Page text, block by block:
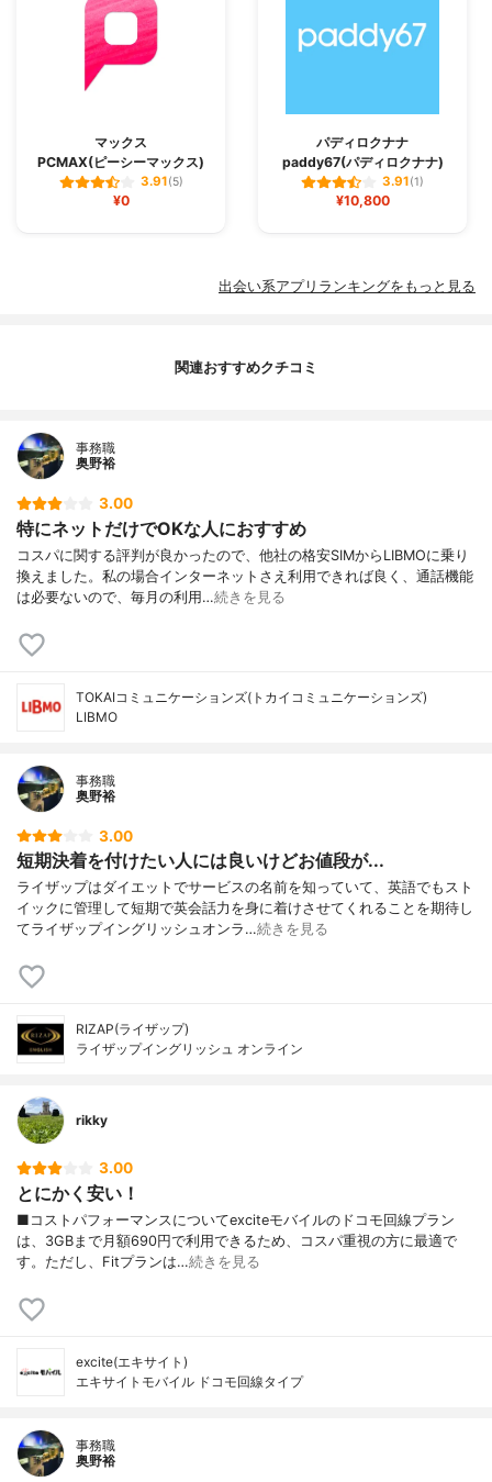
マックス
PCMAX(ピーシーマックス)
3.91(5)
¥0
パディロクナナ
paddy67(パディロクナナ)
3.91(1)
¥10,800
出会い系アプリランキングをもっと見る
関連おすすめクチコミ
事務職
奥野裕
3.00
特にネットだけでOKな人におすすめ
コスパに関する評判が良かったので、他社の格安SIMからLIBMOに乗り
換えました。私の場合インターネットさえ利用できれば良く、通話機能
は必要ないので、毎月の利用…続きを見る
TOKAIコミュニケーションズ(トカイコミュニケーションズ)
LIBMO
事務職
奥野裕
3.00
短期決着を付けたい人には良いけどお値段が...
ライザップはダイエットでサービスの名前を知っていて、英語でもスト
イックに管理して短期で英会話力を身に着けさせてくれることを期待し
てライザップイングリッシュオンラ…続きを見る
RIZAP(ライザップ)
ライザップイングリッシュ オンライン
rikky
3.00
とにかく安い！
■コストパフォーマンスについてexciteモバイルのドコモ回線プラン
は、3GBまで月額690円で利用できるため、コスパ重視の方に最適で
す。ただし、Fitプランは…続きを見る
excite(エキサイト)
エキサイトモバイル ドコモ回線タイプ
事務職
奥野裕